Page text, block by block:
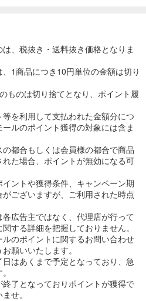
、税抜き・送料抜き価格となりま
1商品につき10円単位の金額は切り
ものは切り捨てとなり、ポイント履
を利用して支払われた金額分につ
ルのポイント獲得の対象には含ま
都合もしくは会員様の都合で商品
た場合、ポイントが無効になる可
ントや獲得条件、キャンペーン期
ございますが、ご利用された時点
広告主ではなく、代理店が行って
する詳細を把握しておりません。
のポイントに関するお問い合わせ
願いいたします。
はあくまで予定となっており、急
了となっておりポイントが獲得で
せ。